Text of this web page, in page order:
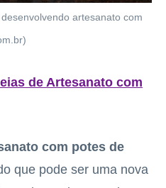
artesanato com
de Artesanato com
com potes de
que pode ser uma nova